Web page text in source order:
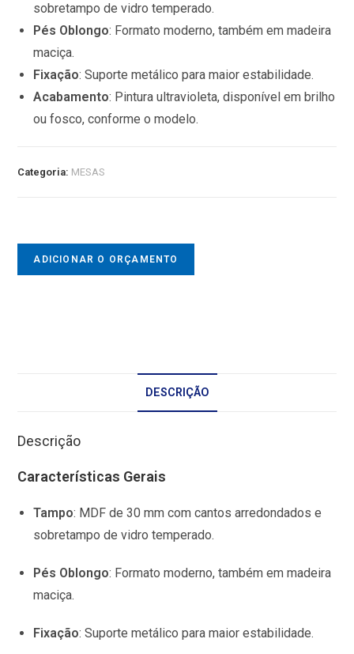
sobretampo de vidro temperado.
Pés Oblongo: Formato moderno, também em madeira
maciça.
Fixação:Suporte metálico para maior estabilidade.
Acabamento: Pintura ultravioleta, disponível em brilho
ou fosco, conforme o modelo.
Categoria: MESAS
ADICIONAR O ORÇAMENTO
DESCRIÇÃO
Descrição
Características Gerais
Tampo: MDF de 30 mm com cantos arredondados e
sobretampo de vidro temperado.
Pés Oblongo: Formato moderno, também em madeira
maciça.
Fixação:Suporte metálico para maior estabilidade.